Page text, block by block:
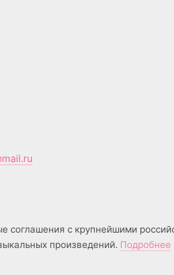
с крупнейшими
произведений. Подробнее